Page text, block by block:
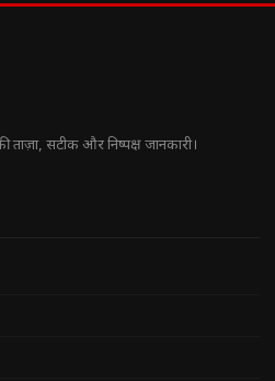
सटीक और निष्पक्ष जानकारी।